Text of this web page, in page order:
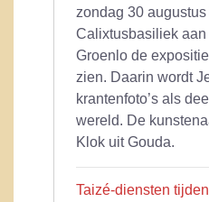
zondag 30
Calixtusbasiliek
Groenlo de
zien. Daarin wordt
krantenfoto’s als
wereld. De
Klok uit Gouda.
Taizé-diensten